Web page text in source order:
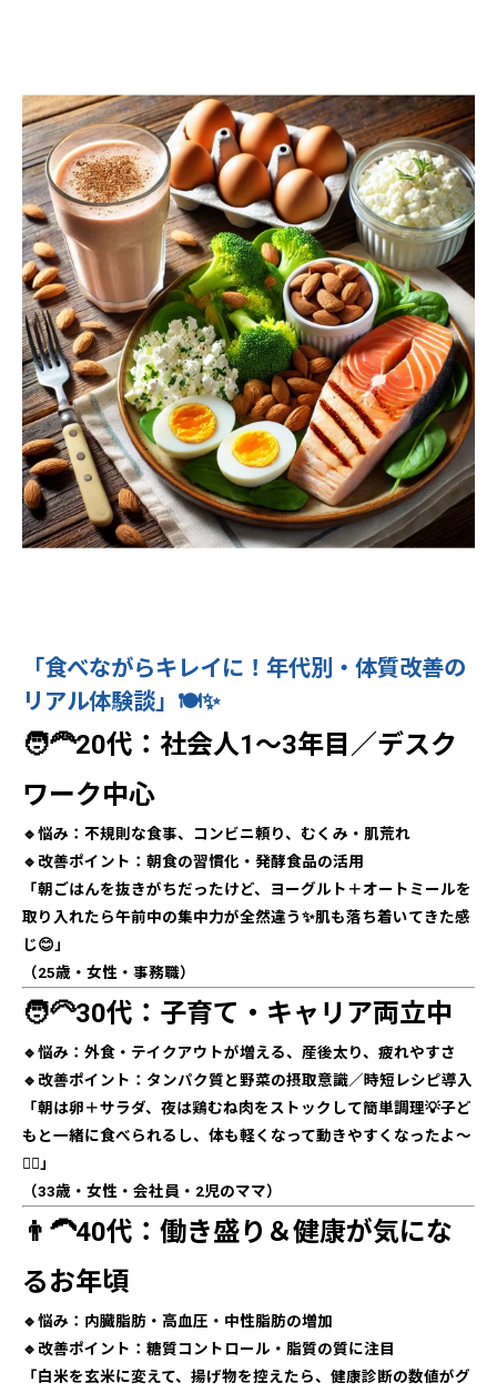
「食べながらキレイに！年代別・体質改善の
リアル体験談」🍽️✨
🧑‍🦰20代：社会人1〜3年目／デスク
ワーク中心
🔹悩み：不規則な食事、コンビニ頼り、むくみ・肌荒れ
🔹改善ポイント：朝食の習慣化・発酵食品の活用
「朝ごはんを抜きがちだったけど、ヨーグルト＋オートミールを
取り入れたら午前中の集中力が全然違う✨肌も落ち着いてきた感
じ😊」
（25歳・女性・事務職）
🧑‍🦳30代：子育て・キャリア両立中
🔹悩み：外食・テイクアウトが増える、産後太り、疲れやすさ
🔹改善ポイント：タンパク質と野菜の摂取意識／時短レシピ導入
「朝は卵＋サラダ、夜は鶏むね肉をストックして簡単調理💡子ど
もと一緒に食べられるし、体も軽くなって動きやすくなったよ〜
🏃‍♀️」
（33歳・女性・会社員・2児のママ）
👨‍🦱40代：働き盛り＆健康が気にな
るお年頃
🔹悩み：内臓脂肪・高血圧・中性脂肪の増加
🔹改善ポイント：糖質コントロール・脂質の質に注目
「白米を玄米に変えて、揚げ物を控えたら、健康診断の数値がグ